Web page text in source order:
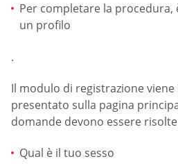
Per completare la procedura,
un profilo
.
Il modulo di registrazione
presentato sulla pagina
domande devono essere
Qual è il tuo sesso